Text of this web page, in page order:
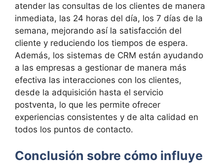
atender las consultas de los clientes de manera
inmediata, las 24 horas del día, los 7 días de la
semana, mejorando así la satisfacción del
cliente y reduciendo los tiempos de espera.
Además, los sistemas de CRM están ayudando
a las empresas a gestionar de manera más
efectiva las interacciones con los clientes,
desde la adquisición hasta el servicio
postventa, lo que les permite ofrecer
experiencias consistentes y de alta calidad en
todos los puntos de contacto.
Conclusión sobre cómo influye